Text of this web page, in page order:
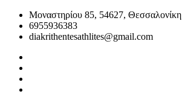
Μοναστηρίου 85, 54627, Θεσσαλονίκη
6955936383
diakrithentesathlites@gmail.com